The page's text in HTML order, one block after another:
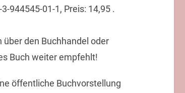
944545-01-1, Preis: 14,95 .
den Buchhandel oder
Buch weiter empfehlt!
öffentliche Buchvorstellung